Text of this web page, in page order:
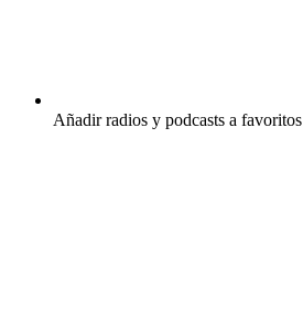
Añadir radios y podcasts a favoritos